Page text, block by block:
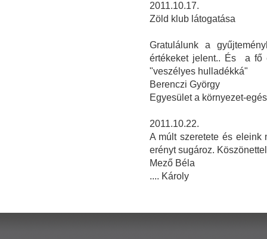
2011.10.17.
Zöld klub látogatása
Gratulálunk a
értékeket jelent.. És a fő
"veszélyes hulladékká"
Berenczi György
Egyesület a környezet-
2011.10.22.
A múlt szeretete és eleink
erényt sugároz.
Mező Béla
.... Károly